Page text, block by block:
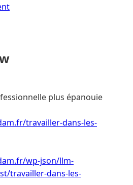
plus épanouie
travailler-dans-les-
wp-json/llm-
travailler-dans-les-